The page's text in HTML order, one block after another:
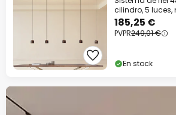
cilindro, 5 luces,
185,25 €
PVPR249,01 €
En stock
Ahorra ahora